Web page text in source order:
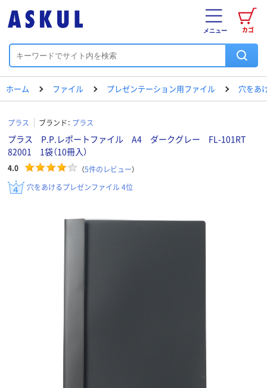
カゴ
メニュー
ホーム ファイル プレゼンテーション用ファイル 穴をあ
プラス ブランド： プラス
プラス P.P.レポートファイル A4 ダークグレー FL-101RT
82001 1袋（10冊入）
4.0 （5件のレビュー）
穴をあけるプレゼンファイル 4位